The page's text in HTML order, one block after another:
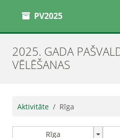
PV2025
2025. GADA
VĒLĒŠANAS
Aktivitāte Rīga
Rīga